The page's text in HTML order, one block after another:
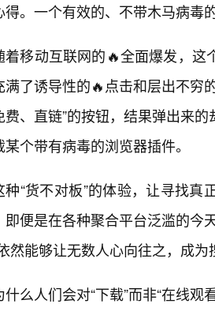
得。一个有效的、不带木马病毒
着移动互联网的🔥全面爆发，
满了诱导性的🔥点击和层出不穷
费、直链”的按钮，结果弹出来
个带有病毒的浏览器插件。
种“货不对板”的体验，让寻找
即便是在各种聚合平台泛滥的今
然能够让无数人心向往之，成
什么人们会对“下载”而非“在线